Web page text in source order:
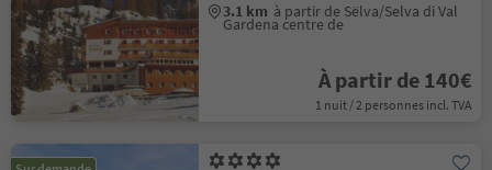
3.1 km à partir de Sëlva/Selva di Val
Gardena centre de
À partir de 140€
1 nuit / 2 personnes incl. TVA